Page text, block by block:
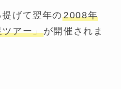
げて翌年の2008年
ツアー」が開催されま